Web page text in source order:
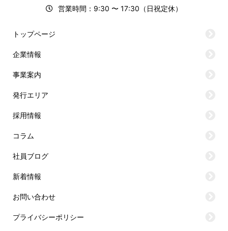
営業時間：9:30 〜 17:30（日祝定休）
トップページ
企業情報
事業案内
発行エリア
採用情報
コラム
社員ブログ
新着情報
お問い合わせ
プライバシーポリシー